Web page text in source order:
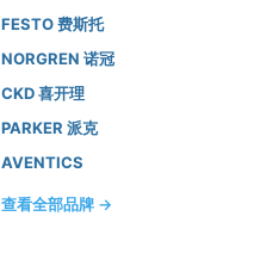
FESTO 费斯托
NORGREN 诺冠
CKD 喜开理
PARKER 派克
AVENTICS
查看全部品牌 →